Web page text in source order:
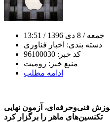
جمعه / 8 دی 1396
/ 13:51
دسته بندی: اخبار فناوری
کد خبر: 96100030
منبع خبر: زومیت
ادامه مطلب
فنی‌و‌حرفه‌ای، آزمون نهایی
تکنسین‌های ماهر را برگزار کرد